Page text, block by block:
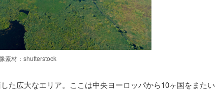
素材：shutterstock
た広大なエリア。ここは中央ヨーロッパから10ヶ国をまたい